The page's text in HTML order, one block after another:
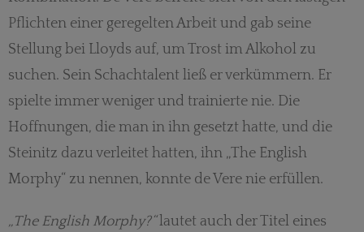
Pflichten einer geregelten Arbeit und gab seine
Stellung bei Lloyds auf, um Trost im Alkohol zu
suchen. Sein Schachtalent ließ er verkümmern. Er
spielte immer weniger und trainierte nie. Die
Hoffnungen, die man in ihn gesetzt hatte, und die
Steinitz dazu verleitet hatten, ihn „The English
Morphy“ zu nennen, konnte de Vere nie erfüllen.
„The English Morphy?“lautet auch der Titel eines